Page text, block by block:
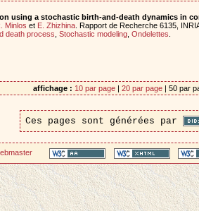
using a stochastic birth-and-death dynamics in
Minlos et E. Zhizhina. Rapport de Recherche 6135,
death process Stochastic modeling, Ondelettes
affichage : 10 par page | 20 par page | 50 par
Ces pages sont générées par